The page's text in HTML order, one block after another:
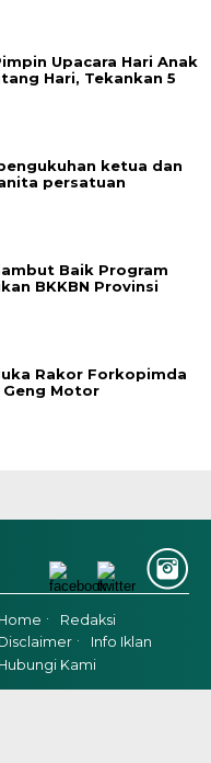
Upacara Hari Anak
Hari, Tekankan 5
ketua dan
persatuan
Baik Program
BKKBN Provinsi
Rakor Forkopimda
Motor
Home
Redaksi
Disclaimer
Info Iklan
Hubungi Kami